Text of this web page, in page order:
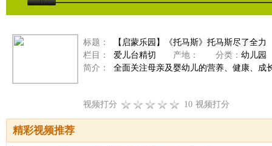
标题：
【启蒙乐园】《托马斯》托马斯尽了全力
栏目：
爱儿台精切 产地： 分类： 幼儿园
简介：
全面关注母亲及婴幼儿的营养、健康、成
视频打分 10 视频打分
精彩视频推荐